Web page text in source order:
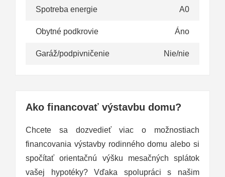
Spotreba energie A0
Obytné podkrovie Áno
Garáž/podpivničenie Nie/nie
Ako financovať výstavbu domu?
Chcete sa dozvedieť viac o možnostiach
financovania výstavby rodinného domu alebo si
spočítať orientačnú výšku mesačných splátok
vašej hypotéky? Vďaka spolupráci s našim